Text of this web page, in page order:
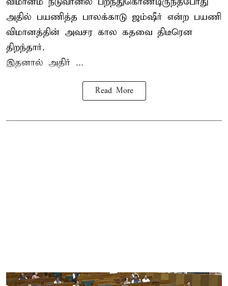
அதில் பயணித்த பாலக்காடு ஜம்ஷீர் என்ற பயணி
விமானத்தின் அவசர கால கதவை திடீரென
திறந்தார்.
இதனால் அதிர் ...
Read More